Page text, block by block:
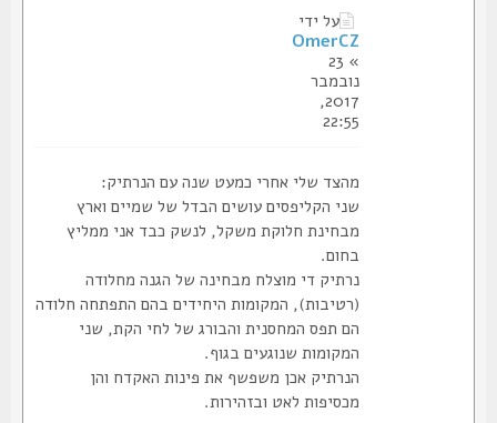
על ידי
OmerCZ
נובמבר
2017,
22:55
מהצד שלי אחרי כמעט שנה עם הנרתיק:
שני הקליפסים עושים הבדל של שמיים וארץ
מבחינת חלוקת משקל, לנשק כבד אני ממליץ
בחום.
נרתיק די מוצלח מבחינה של הגנה מחלודה
(רטיבות), המקומות היחידים בהם התפתחה חלודה
הם תפס המחסנית והבורג של לחי הקת, שני
המקומות שנוגעים בגוף.
הנרתיק אכן משפשף את פינות האקדח והן
מכסיפות לאט ובזהירות.